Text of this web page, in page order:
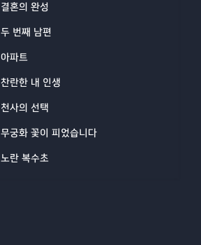
결혼의 완성
두 번째 남편
아파트
찬란한 내 인생
천사의 선택
무궁화 꽃이 피었습니다
노란 복수초